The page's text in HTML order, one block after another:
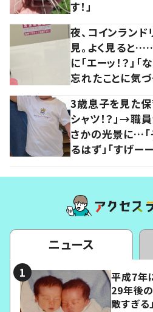
す！」
夜、コインラン
見。よく見ると
に「エーッ！？」「
忘れたことに気づ
3歳息子を見た
シャツ！？」→職
さかの光景に…
るはず」「すげーー
ニュース
平成7年
29年後の
敵すぎる」